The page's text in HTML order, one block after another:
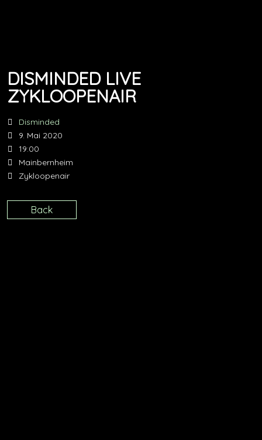
DISMINDED LIVE
ZYKLOOPENAIR
Disminded
9. Mai 2020
19:00
Mainbernheim
Zykloopenair
Back